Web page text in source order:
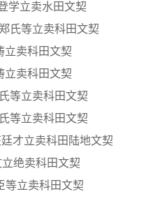
学立卖水田文契
氏等立卖科田文契
立卖科田文契
立卖科田文契
等立卖科田文契
等立卖科田文契
才立卖科田陆地文契
绝卖科田文契
等立卖科田文契